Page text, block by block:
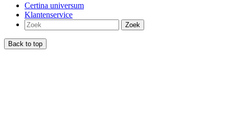
Certina universum
Klantenservice
Zoek
Back to top